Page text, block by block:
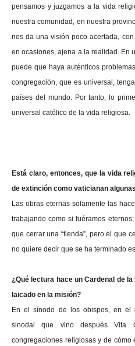
pensamos y juzgamos a la vida
nuestra comunidad, en nuestra
nos da una visión poco acertada,
en ocasiones, ajena a la realidad. En
puede que haya auténticos
congregación, que es universal,
países del mundo. Por tanto, lo
universal católico de la vida religiosa.
Está claro, entonces, que la vida
de extinción como vaticianan
Las obras eternas solamente las
trabajando como si fuéramos
que cerrar una “tienda”, pero el que
no quiere decir que se ha terminado
¿Qué lectura hace un Cardenal de
laicado en la misión?
En el sínodo de los obispos, en el
sinodal que vino después Vita
congregaciones religiosas y de cómo